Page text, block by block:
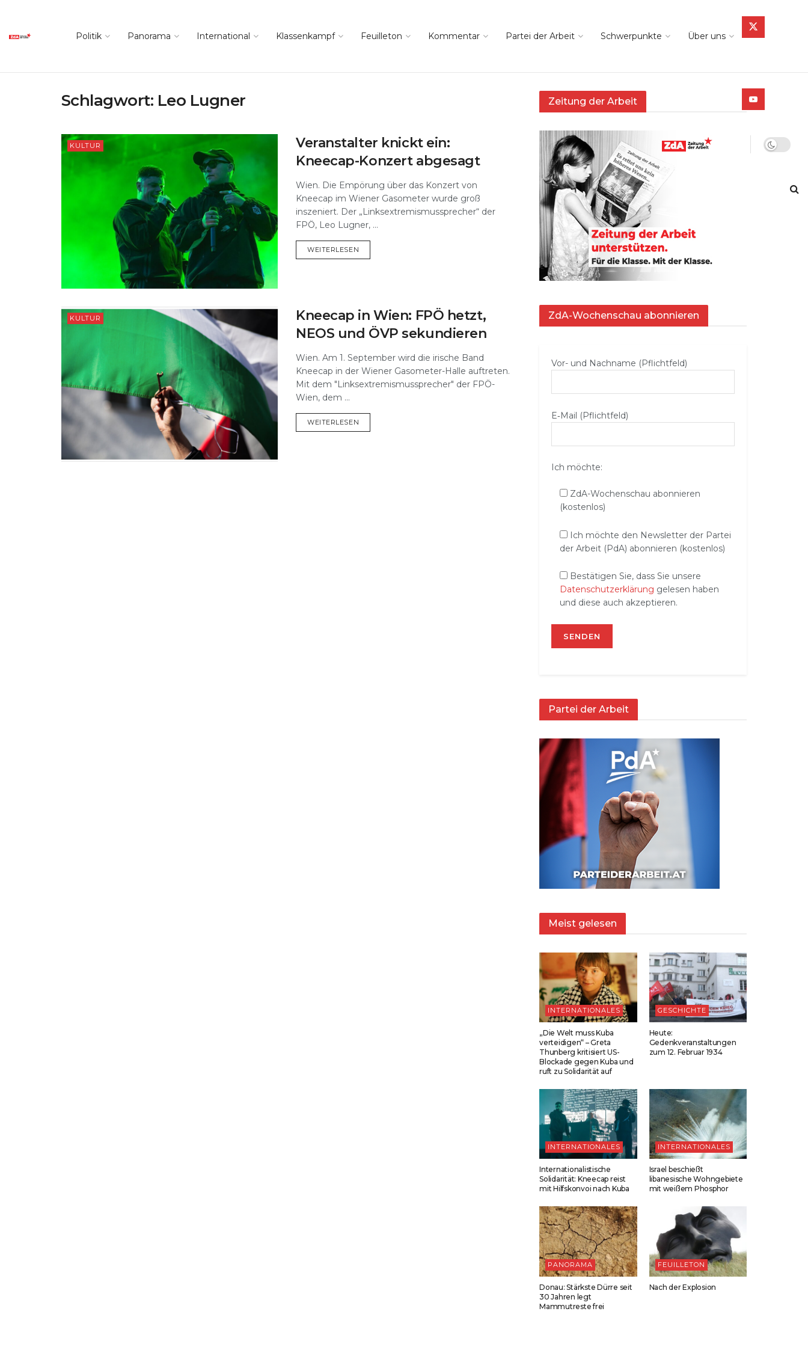
Politik Panorama International Klassenkampf Feuilleton Kommentar Partei der Arbeit Schwerpunkte Über uns
Schlagwort: Leo Lugner
KULTUR
Veranstalter knickt ein:
Kneecap-Konzert abgesagt
Wien. Die Empörung über das Konzert von
Kneecap im Wiener Gasometer wurde groß
inszeniert. Der „Linksextremismussprecher“ der
FPÖ, Leo Lugner, ...
WEITERLESEN
KULTUR
Kneecap in Wien: FPÖ hetzt,
NEOS und ÖVP sekundieren
Wien. Am 1. September wird die irische Band
Kneecap in der Wiener Gasometer-Halle auftreten.
Mit dem "Linksextremismussprecher" der FPÖ-
Wien, dem ...
WEITERLESEN
Zeitung der Arbeit
ZdA-Wochenschau abonnieren
Vor- und Nachname (Pflichtfeld)
E‑Mail (Pflichtfeld)
Ich möchte:
ZdA-Wochenschau abonnieren
(kostenlos)
Ich möchte den Newsletter der Partei
der Arbeit (PdA) abonnieren (kostenlos)
Bestätigen Sie, dass Sie unsere
Datenschutzerklärung gelesen haben
und diese auch akzeptieren.
Partei der Arbeit
Meist gelesen
INTERNATIONALES
„Die Welt muss Kuba
verteidigen“ – Greta
Thunberg kritisiert US-
Blockade gegen Kuba und
ruft zu Solidarität auf
GESCHICHTE
Heute:
Gedenkveranstaltungen
zum 12. Februar 1934
INTERNATIONALES
Internationalistische
Solidarität: Kneecap reist
mit Hilfskonvoi nach Kuba
INTERNATIONALES
Israel beschießt
libanesische Wohngebiete
mit weißem Phosphor
PANORAMA
Donau: Stärkste Dürre seit
30 Jahren legt
Mammutreste frei
FEUILLETON
Nach der Explosion